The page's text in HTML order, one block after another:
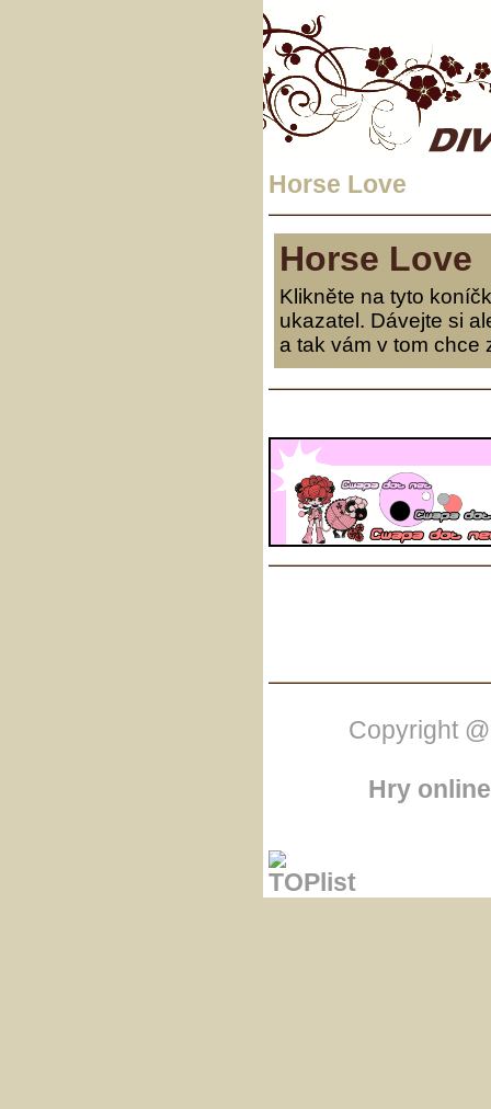
Horse Love
Horse Love
Klikněte na tyto
ukazatel. Dávejte si
a tak vám v tom chce
Copyright
Hry online